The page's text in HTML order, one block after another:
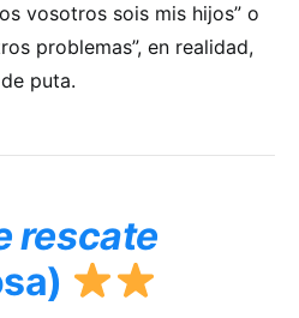
vosotros sois mis hijos” o
problemas”, en realidad,
puta.
rescate